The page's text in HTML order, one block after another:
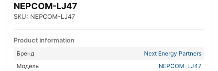
NEPCOM-LJ47
SKU: NEPCOM-LJ47
Product information
Бренд
Next Energy Partners
Модель
NEPCOM-LJ47